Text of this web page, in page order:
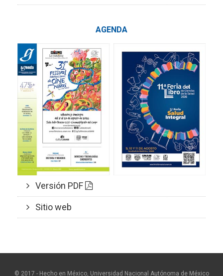
AGENDA
Versión PDF
Sitio web
© 2017 - Hecho en México, Universidad Nacional Autónoma de México